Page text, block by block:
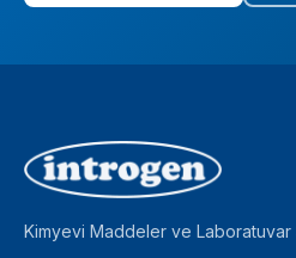
Kimyevi Maddeler ve Laboratuvar